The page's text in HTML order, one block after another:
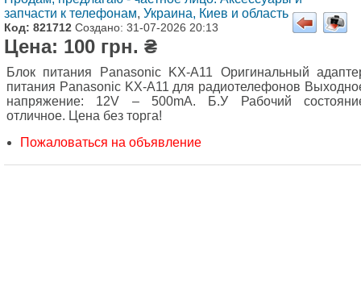
запчасти к телефонам, Украина, Киев и область
Код: 821712 Создано: 31-07-2026 20:13
Цена: 100 грн. ₴
Блок питания Panasonic KX-A11 Оригинальный
питания Panasonic KX-A11 для радиотелефонов
напряжение: 12V – 500mA. Б.У Рабочий
отличное. Цена без торга!
Пожаловаться на объявление